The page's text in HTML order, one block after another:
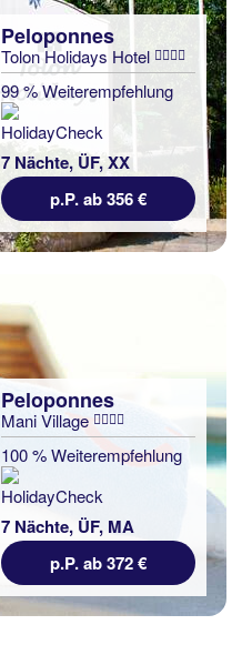
Peloponnes
Tolon Holidays Hotel
99 % Weiterempfehlung
7 Nächte, ÜF, XX
p.P. ab 356 €
Peloponnes
Mani Village
100 % Weiterempfehlung
7 Nächte, ÜF, MA
p.P. ab 372 €